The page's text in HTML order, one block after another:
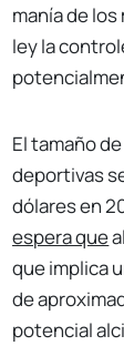
manía de
ley la
El tamaño
deportivas
dólares en
espera que
que implica
de
potencial